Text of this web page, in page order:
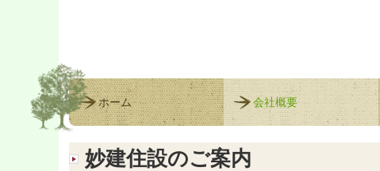
ホーム 会社概要
妙建住設のご案内